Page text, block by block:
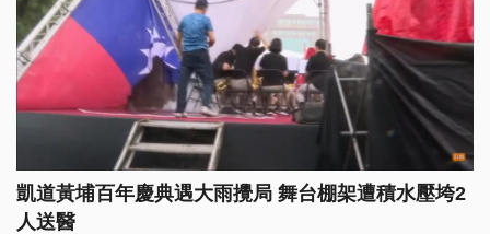
凱道黃埔百年慶典遇大雨攪局 舞台棚架遭積水壓垮2
人送醫